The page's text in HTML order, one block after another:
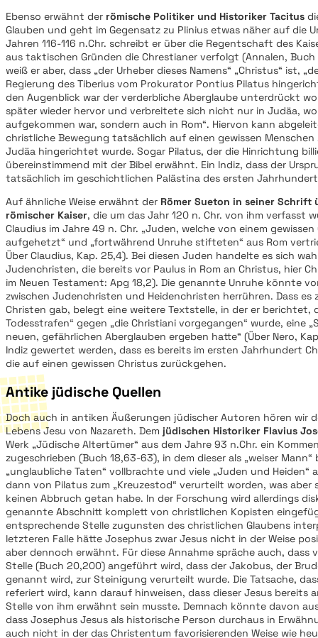
Ebenso erwähnt der römische Politiker und Historiker Tacitus
Glauben und geht im Gegensatz zu Plinius etwas näher auf die
Jahren 116-116 n.Chr. schreibt er über die Regentschaft des
aus taktischen Gründen die Chrestianer verfolgt (Annalen, Buch
weiß er aber, dass „der Urheber dieses Namens“ „Christus“ ist,
Regierung des Tiberius vom Prokurator Pontius Pilatus
den Augenblick war der verderbliche Aberglaube unterdrückt
später wieder hervor und verbreitete sich nicht nur in Judäa, wo
aufgekommen war, sondern auch in Rom“. Hiervon kann
christliche Bewegung tatsächlich auf einen gewissen
Judäa hingerichtet wurde. Sogar Pilatus, der die Hinrichtung
übereinstimmend mit der Bibel erwähnt. Ein Indiz, dass der
tatsächlich im geschichtlichen Palästina des ersten
Auf ähnliche Weise erwähnt der Römer Sueton in seiner Schrift
römischer Kaiser, die um das Jahr 120 n. Chr. von ihm verfasst
Claudius im Jahre 49 n. Chr. „Juden, welche von einem
aufgehetzt“ und „fortwährend Unruhe stifteten“ aus Rom
Über Claudius, Kap. 25,4). Bei diesen Juden handelte es sich
Judenchristen, die bereits vor Paulus in Rom an Christus, hier
im Neuen Testament: Apg 18,2). Die genannte Unruhe könnte
zwischen Judenchristen und Heidenchristen herrühren. Dass es
Christen gab, belegt eine weitere Textstelle, in der er berichtet,
Todesstrafen“ gegen „die Christiani vorgegangen“ wurde, eine
neuen, gefährlichen Aberglauben ergeben hatte“ (Über Nero,
Indiz gewertet werden, dass es bereits im ersten Jahrhundert
die auf einen gewissen Christus zurückgehen.
Antike jüdische Quellen
Doch auch in antiken Äußerungen jüdischer Autoren hören wir
Lebens Jesu von Nazareth. Dem jüdischen Historiker Flavius
Werk „Jüdische Altertümer“ aus dem Jahre 93 n.Chr. ein
zugeschrieben (Buch 18,63-63), in dem dieser als „weiser
„unglaubliche Taten“ vollbrachte und viele „Juden und Heiden“
dann von Pilatus zum „Kreuzestod“ verurteilt worden, was aber
keinen Abbruch getan habe. In der Forschung wird allerdings
genannte Abschnitt komplett von christlichen Kopisten
entsprechende Stelle zugunsten des christlichen Glaubens
letzteren Falle hätte Josephus zwar Jesus nicht in der Weise
aber dennoch erwähnt. Für diese Annahme spräche auch, dass
Stelle (Buch 20,200) angeführt wird, dass der Jakobus, der
genannt wird, zur Steinigung verurteilt wurde. Die Tatsache,
referiert wird, kann darauf hinweisen, dass dieser Jesus bereits
Stelle von ihm erwähnt sein musste. Demnach könnte davon
dass Josephus Jesus als historische Person durchaus in
auch nicht in der das Christentum favorisierenden Weise wie